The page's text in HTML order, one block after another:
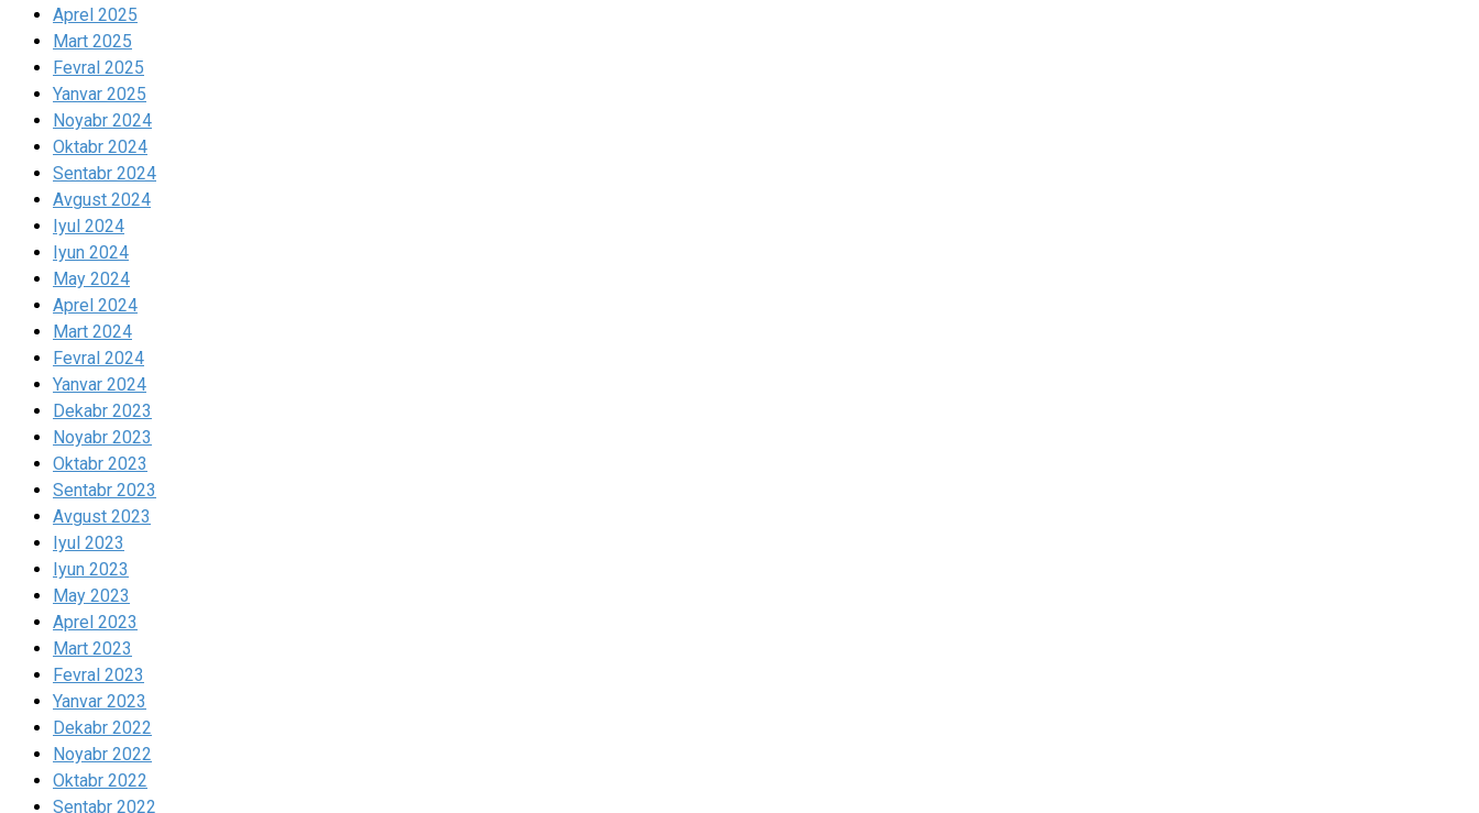
Aprel 2025
Mart 2025
Fevral 2025
Yanvar 2025
Noyabr 2024
Oktabr 2024
Sentabr 2024
Avgust 2024
Iyul 2024
Iyun 2024
May 2024
Aprel 2024
Mart 2024
Fevral 2024
Yanvar 2024
Dekabr 2023
Noyabr 2023
Oktabr 2023
Sentabr 2023
Avgust 2023
Iyul 2023
Iyun 2023
May 2023
Aprel 2023
Mart 2023
Fevral 2023
Yanvar 2023
Dekabr 2022
Noyabr 2022
Oktabr 2022
Sentabr 2022